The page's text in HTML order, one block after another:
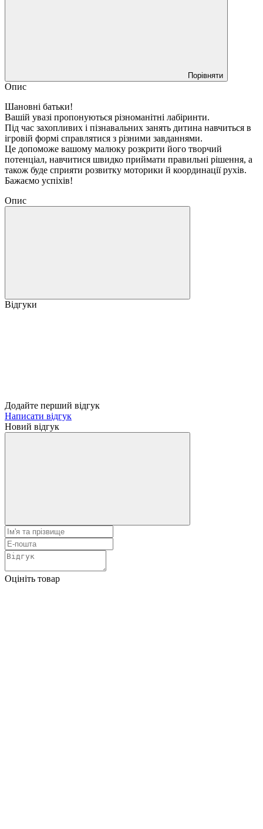
Порівняти
Опис
Шановні батьки!
Вашій увазі пропонуються різноманітні лабіринти.
Під час захопливих і пізнавальних занять дитина навчиться в
ігровій формі справлятися з різними завданнями.
Це допоможе вашому малюку розкрити його творчий
потенціал, навчитися швидко приймати правильні рішення, а
також буде сприяти розвитку моторики й координації рухів.
Бажаємо успіхів!
Опис
Відгуки
Додайте перший відгук
Написати відгук
Новий відгук
Оцініть товар